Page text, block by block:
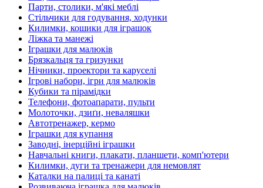
Парти, столики, м'які меблі
Стільчики для годування, ходунки
Килимки, кошики для іграшок
Ліжка та манежі
Іграшки для малюків
Брязкальця та гризунки
Нічники, проектори та каруселі
Ігрові набори, ігри для малюків
Кубики та пірамідки
Телефони, фотоапарати, пульти
Молоточки, дзиґи, неваляшки
Автотренажер, кермо
Іграшки для купання
Заводні, інерційні іграшки
Навчальні книги, плакати, планшети, комп'ютери
Килимки, дуги та тренажери для немовлят
Каталки на палиці та канаті